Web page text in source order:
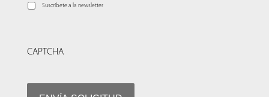
Suscríbete a la newsletter
CAPTCHA